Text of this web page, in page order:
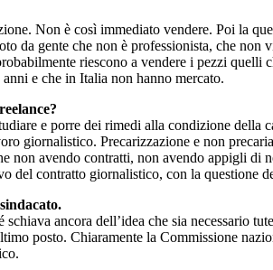
Non è così immediato vendere. Poi la
da gente che non è professionista, che
riescono a vendere i pezzi quelli
e che in Italia non hanno mercato.
e porre dei rimedi alla condizione della
giornalistico. Precarizzazione e non
non avendo contratti, non avendo appigli di
contratto giornalistico, con la questione
ancora dell’idea che sia necessario
posto. Chiaramente la Commissione